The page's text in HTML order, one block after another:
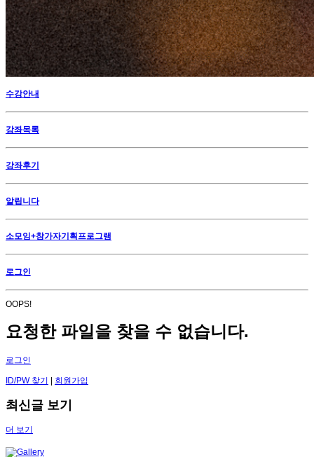
수강안내
강좌목록
강좌후기
알립니다
소모임+참가자기획프로그램
로그인
OOPS!
요청한 파일을 찾을 수 없습니다.
로그인
ID/PW 찾기 | 회원가입
최신글 보기
더 보기